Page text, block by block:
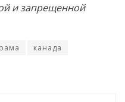
и запрещенной
канада